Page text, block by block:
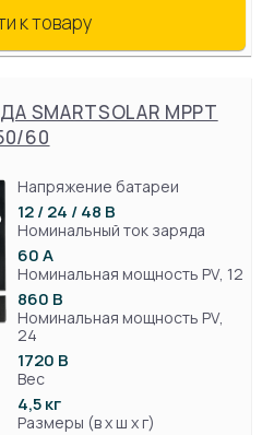
к товару
SMARTSOLAR MPPT
60
Напряжение батареи
12 / 24 / 48 В
Номинальный ток заряда
60 А
Номинальная мощность PV, 12
860 В
Номинальная мощность PV,
24
1720 В
Вес
4,5 кг
Размеры (в х ш х г)